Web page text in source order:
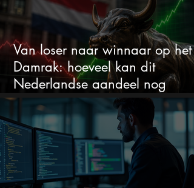
Van loser naar winnaar op het
Damrak: hoeveel kan dit
Nederlandse aandeel nog
stijgen?